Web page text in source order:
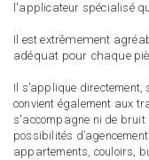
l'applicateur spécialisé
Il est extrêmement
adéquat pour chaque
Il s’applique
convient également aux
s'accompagne ni de bruit
possibilités
appartements, couloirs,